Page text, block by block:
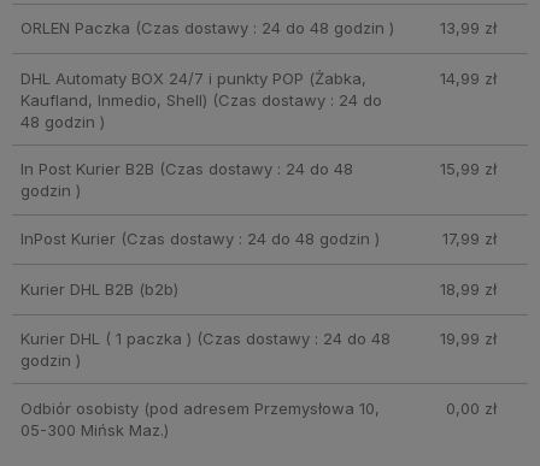
ORLEN Paczka (Czas dostawy : 24 do 48 godzin ) 13,99 zł
DHL Automaty BOX 24/7 i punkty POP (Żabka,
Kaufland, Inmedio, Shell) (Czas dostawy : 24 do
48 godzin )
14,99 zł
In Post Kurier B2B (Czas dostawy : 24 do 48
godzin )
15,99 zł
InPost Kurier (Czas dostawy : 24 do 48 godzin ) 17,99 zł
Kurier DHL B2B (b2b) 18,99 zł
Kurier DHL ( 1 paczka ) (Czas dostawy : 24 do 48
godzin )
19,99 zł
Odbiór osobisty (pod adresem Przemysłowa 10,
05-300 Mińsk Maz.)
0,00 zł